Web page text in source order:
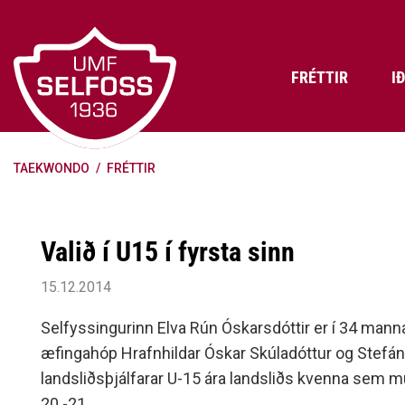
efni
FRÉTTIR
Æfingagjöld
Frádráttarbærir styrkir til
Selfoss
Jafnréttisáætlun Umf. Selfoss
Persónuverndarstefna Umf.
Selfoss
Reglugerð um fjáraflanir
TAEKWONDO / FRÉTTIR
Valið í U15 í fyrsta sinn
15.12.2014
Selfyssingurinn Elva Rún Óskarsdóttir er í 34
æfingahóp Hrafnhildar Óskar Skúladóttur og
landsliðsþjálfarar U-15 ára landsliðs kvenna sem